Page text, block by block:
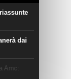
dai
Amc: